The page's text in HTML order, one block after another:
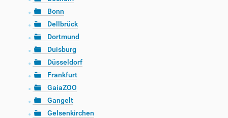
Bonn
Dellbrück
Dortmund
Duisburg
Düsseldorf
Frankfurt
GaiaZOO
Gangelt
Gelsenkirchen